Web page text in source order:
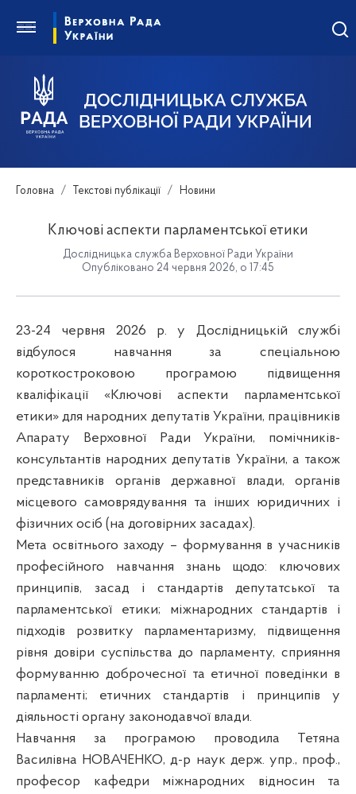
Головна Текстові публікації Новини
Ключові аспекти парламентської етики
Дослідницька служба Верховної Ради України
Опубліковано 24 червня 2026, о 17:45
23-24 червня 2026 р. у Дослідницькій службі
відбулося навчання за спеціальною
короткостроковою програмою підвищення
кваліфікації «Ключові аспекти парламентської
етики» для народних депутатів України, працівників
Апарату Верховної Ради України, помічників-
консультантів народних депутатів України, а також
представників органів державної влади, органів
місцевого самоврядування та інших юридичних і
фізичних осіб (на договірних засадах).
Мета освітнього заходу – формування в учасників
професійного навчання знань щодо: ключових
принципів, засад і стандартів депутатської та
парламентської етики; міжнародних стандартів і
підходів розвитку парламентаризму, підвищення
рівня довіри суспільства до парламенту, сприяння
формуванню доброчесної та етичної поведінки в
парламенті; етичних стандартів і принципів у
діяльності органу законодавчої влади.
Навчання за програмою проводила Тетяна
Василівна НОВАЧЕНКО, д-р наук держ. упр., проф.,
професор кафедри міжнародних відносин та